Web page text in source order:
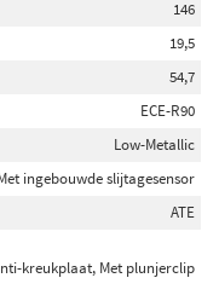
146
19,5
54,7
ECE-R90
Low-Metallic
ingebouwde slijtagesensor
ATE
kreukplaat, Met plunjerclip